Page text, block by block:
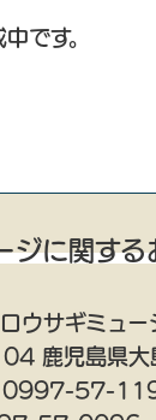
です。
ジに関す
ロウサギミュ
鹿児島県大
0997-57-